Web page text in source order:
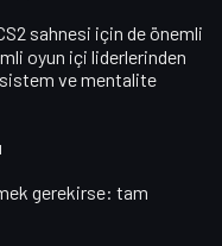
sahnesi için de önemli
oyun içi liderlerinden
sistem ve mentalite
gerekirse: tam